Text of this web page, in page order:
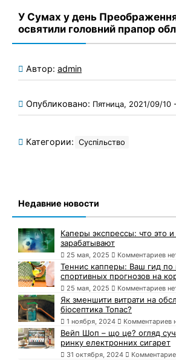
У Сумах у день
освятили головний прапор
Автор: admin
Опубликовано: Пятница, 2021/09/10
Категории: Суспільство
Недавние новости
Каперы экспрессы: что это и
зарабатывают
25 мая, 2025 Комментариев
Теннис капперы: Ваш гид по
спортивных прогнозов на
25 мая, 2025 Комментариев
Як зменшити витрати на
біосептика Топас?
1 ноября, 2024 Комментариев
Вейп Шоп – що це? огляд
ринку електронних сигарет
31 октября, 2024